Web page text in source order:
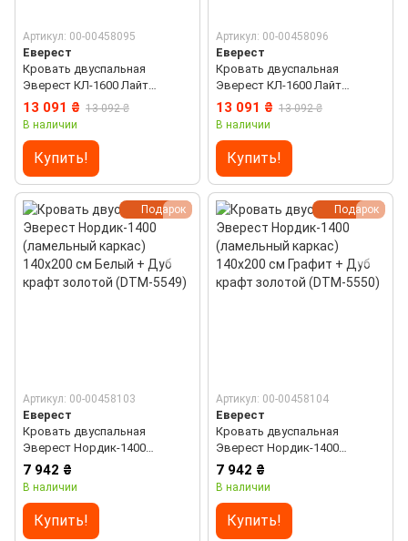
Артикул: 00-00458095
Еверест
Кровать двуспальная
Эверест КЛ-1600 Лайт
(подъемный механизм)
160х200 см Дуб сонома (DTM-
13 091 ₴ 13 092 ₴
В наличии
Купить!
Артикул: 00-00458096
Еверест
Кровать двуспальная
Эверест КЛ-1600 Лайт
(подъемный механизм)
160х200 см Нимфея Альба
13 091 ₴ 13 092 ₴
В наличии
Купить!
Подарок
Артикул: 00-00458103
Еверест
Кровать двуспальная
Эверест Нордик-1400
(ламельный каркас) 140х200
см Белый + Дуб крафт
7 942 ₴
В наличии
Купить!
Подарок
Артикул: 00-00458104
Еверест
Кровать двуспальная
Эверест Нордик-1400
(ламельный каркас) 140х200
см Графит + Дуб крафт
7 942 ₴
В наличии
Купить!